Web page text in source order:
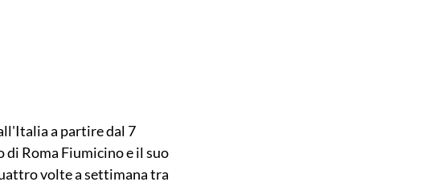
a partire dal 7
Roma Fiumicino e il suo
volte a settimana tra